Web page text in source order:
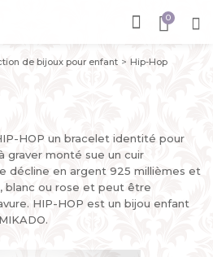
de bijoux pour enfant Hip-Hop
HOP un bracelet identité pour
graver monté sue un cuir
décline en argent 925 millièmes et
blanc ou rose et peut être
HIP-HOP est un bijou enfant